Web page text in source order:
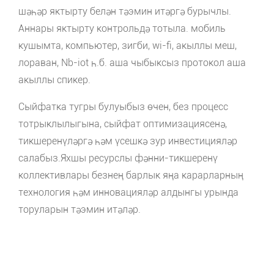
шәһәр яктырту белән тәэмин итәргә бурычлы.
Аннары яктырту контрольдә тотыла. мобиль
кушымта, компьютер, зигби, wi-fi, акыллы меш,
лораван, Nb-iot һ.б. аша чыбыксыз протокол аша
акыллы спикер.
Сыйфатка тугры булуыбыз өчен, без процесс
тотрыклылыгына, сыйфат оптимизациясенә,
тикшеренүләргә һәм үсешкә зур инвестицияләр
салабыз.Яхшы ресурслы фәнни-тикшеренү
коллективлары безнең барлык яңа карарларның
технология һәм инновацияләр алдынгы урында
торуларын тәэмин итәләр.